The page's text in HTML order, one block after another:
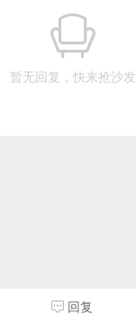
暂无回复，快来抢沙发
回复